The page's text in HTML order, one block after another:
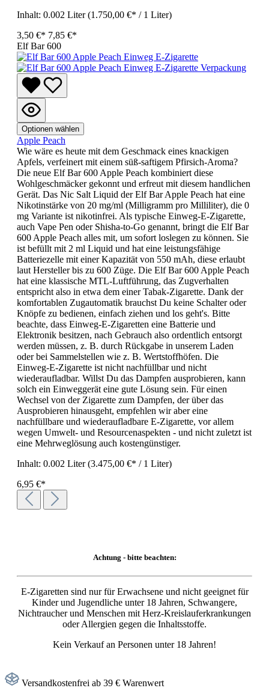
Inhalt: 0.002 Liter(1.750,00 €* / 1 Liter)
3,50 €* 7,85 €*
Elf Bar 600
Optionen wählen
Apple Peach
Wie wäre es heute mit dem Geschmack eines knackigen
Apfels, verfeinert mit einem süß-saftigem Pfirsich-Aroma?
Die neue Elf Bar 600 Apple Peach kombiniert diese
Wohlgeschmäcker gekonnt und erfreut mit diesem handlichen
Gerät. Das Nic Salt Liquid der Elf Bar Apple Peach hat eine
Nikotinstärke von 20 mg/ml (Milligramm pro Milliliter), die 0
mg Variante ist nikotinfrei. Als typische Einweg-E-Zigarette,
auch Vape Pen oder Shisha-to-Go genannt, bringt die Elf Bar
600 Apple Peach alles mit, um sofort loslegen zu können. Sie
ist befüllt mit 2 ml Liquid und hat eine leistungsfähige
Batteriezelle mit einer Kapazität von 550 mAh, diese erlaubt
laut Hersteller bis zu 600 Züge. Die Elf Bar 600 Apple Peach
hat eine klassische MTL-Luftführung, das Zugverhalten
entspricht also in etwa dem einer Tabak-Zigarette. Dank der
komfortablen Zugautomatik brauchst Du keine Schalter oder
Knöpfe zu bedienen, einfach ziehen und los geht's. Bitte
beachte, dass Einweg-E-Zigaretten eine Batterie und
Elektronik besitzen, nach Gebrauch also ordentlich entsorgt
werden müssen, z. B. durch Rückgabe in unserem Laden
oder bei Sammelstellen wie z. B. Wertstoffhöfen. Die
Einweg-E-Zigarette ist nicht nachfüllbar und nicht
wiederaufladbar. Willst Du das Dampfen ausprobieren, kann
solch ein Einweggerät eine gute Lösung sein. Für einen
Wechsel von der Zigarette zum Dampfen, der über das
Ausprobieren hinausgeht, empfehlen wir aber eine
nachfüllbare und wiederaufladbare E-Zigarette, vor allem
wegen Umwelt- und Resourcenaspekten - und nicht zuletzt ist
eine Mehrweglösung auch kostengünstiger.
Inhalt: 0.002 Liter(3.475,00 €* / 1 Liter)
6,95 €*
Achtung - bitte beachten:
E-Zigaretten sind nur für Erwachsene und nicht geeignet für
Kinder und Jugendliche unter 18 Jahren, Schwangere,
Nichtraucher und Menschen mit Herz-Kreislauferkrankungen
oder Allergien gegen die Inhaltsstoffe.
Kein Verkauf an Personen unter 18 Jahren!
Versandkostenfrei ab 39 € Warenwert